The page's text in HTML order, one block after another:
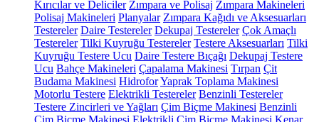
Kırıcılar ve Deliciler Zımpara ve Polisaj Zımpara Makineleri
Polisaj Makineleri Planyalar Zımpara Kağıdı ve Aksesuarları
Testereler Daire Testereler Dekupaj Testereler Çok Amaçlı
Testereler Tilki Kuyruğu Testereler Testere Aksesuarları Tilki
Kuyruğu Testere Ucu Daire Testere Bıçağı Dekupaj Testere
Ucu Bahçe Makineleri Çapalama Makinesi Tırpan Çit
Budama Makinesi HidroforYaprak Toplama Makinesi
Motorlu Testere Elektrikli Testereler Benzinli Testereler
Testere Zincirleri ve Yağları Çim Biçme Makinesi Benzinli
Çim Biçme Makinesi Elektrikli Çim Biçme Makinesi Kenar